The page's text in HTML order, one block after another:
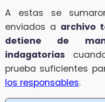
A estas se
enviados a archivo
detiene de
indagatorias
prueba suficientes
los responsables.